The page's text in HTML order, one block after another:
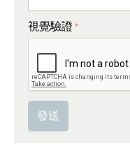
視覺驗證
發送